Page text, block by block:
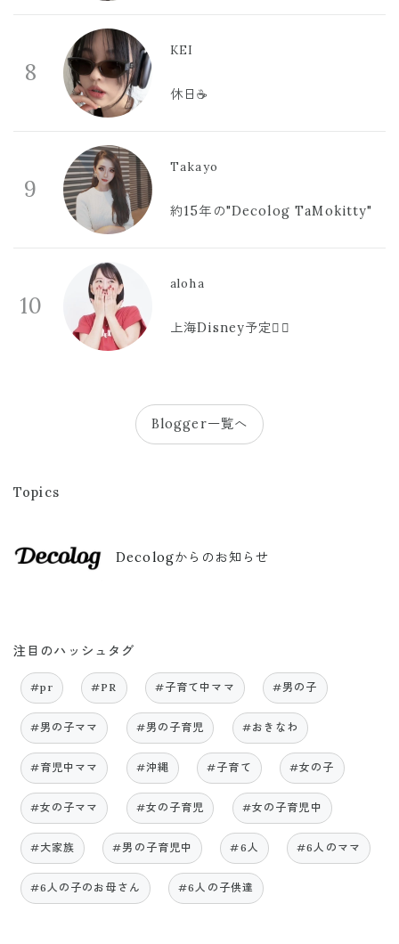
8
KEI
休日☕️
9
Takayo
約15年の"Decolog TaMokitty"
10
aloha
上海Disney予定🫪🩷
Blogger一覧へ
Topics
Decologからのお知らせ
注目のハッシュタグ
#pr #PR #子育て中ママ #男の子
#男の子ママ #男の子育児 #おきなわ
#育児中ママ #沖縄 #子育て #女の子
#女の子ママ #女の子育児 #女の子育児中
#大家族 #男の子育児中 #6人 #6人のママ
#6人の子のお母さん #6人の子供達